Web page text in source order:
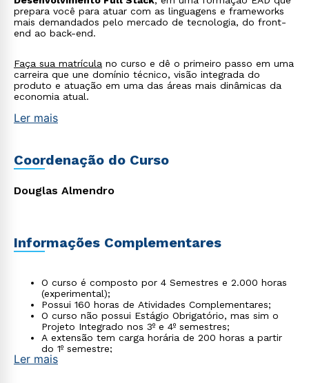
prepara você para atuar com as linguagens e frameworks
mais demandados pelo mercado de tecnologia, do front-
end ao back-end.
Faça sua matrícula no curso e dê o primeiro passo em uma
carreira que une domínio técnico, visão integrada do
produto e atuação em uma das áreas mais dinâmicas da
economia atual.
Ler mais
Coordenação do Curso
Douglas Almendro
Informações Complementares
O curso é composto por 4 Semestres e 2.000 horas
(experimental);
Possui 160 horas de Atividades Complementares;
O curso não possui Estágio Obrigatório, mas sim o
Projeto Integrado nos 3º e 4º semestres;
A extensão tem carga horária de 200 horas a partir
do 1º semestre;
As atividades práticas serão distribuídas em seis
Ler mais
Estou de acordo com a Política de Privacidade.e
autorizo que meus dados sejam utilizados para o
envio de conteúdos da Cruzeiro do Sul.